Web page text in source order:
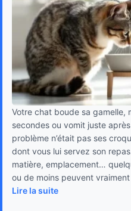
Votre chat boude sa gamelle,
secondes ou vomit juste
problème n’était pas ses
dont vous lui servez son
matière, emplacement…
ou de moins peuvent
Lire la suite